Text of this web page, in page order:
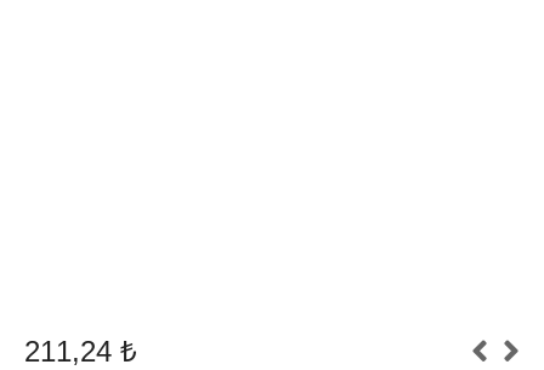
211,24 ₺